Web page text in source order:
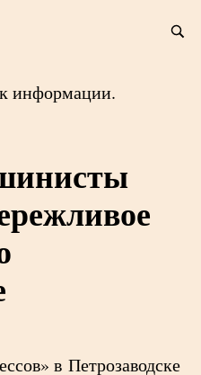
информации.
в Петрозаводске